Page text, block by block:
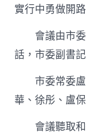
實行中勇做開
會議由市
話，市委副書
市委常委
華、徐彤、盧
會議聽取